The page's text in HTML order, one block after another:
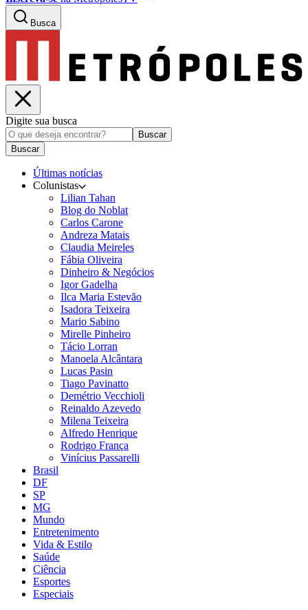
Busca
Digite sua busca
Buscar
Buscar
Últimas notícias
Colunistas
Lilian Tahan
Blog do Noblat
Carlos Carone
Andreza Matais
Claudia Meireles
Fábia Oliveira
Dinheiro & Negócios
Igor Gadelha
Ilca Maria Estevão
Isadora Teixeira
Mario Sabino
Mirelle Pinheiro
Tácio Lorran
Manoela Alcântara
Lucas Pasin
Tiago Pavinatto
Demétrio Vecchioli
Reinaldo Azevedo
Milena Teixeira
Alfredo Henrique
Rodrigo França
Vinícius Passarelli
Brasil
DF
SP
MG
Mundo
Entretenimento
Vida & Estilo
Saúde
Ciência
Esportes
Especiais